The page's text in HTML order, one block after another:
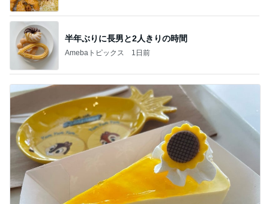
半年ぶりに長男と2人きりの時間
Amebaトピックス 1日前